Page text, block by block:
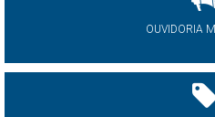
OUVIDORIA